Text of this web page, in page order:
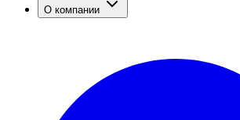
О компании